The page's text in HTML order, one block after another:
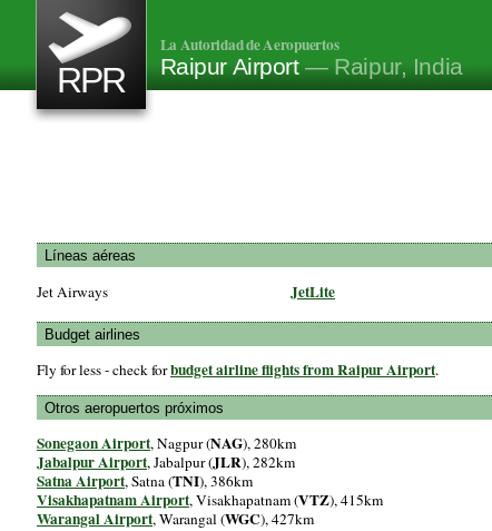
RPR
La Autoridad de Aeropuertos
Raipur Airport— Raipur, India
Líneas aéreas
Jet Airways JetLite
Budget airlines
Fly for less - check forbudget airline flights from Raipur Airport.
Otros aeropuertos próximos
Sonegaon Airport, Nagpur (NAG), 280km
Jabalpur Airport, Jabalpur (JLR), 282km
Satna Airport, Satna (TNI), 386km
Visakhapatnam Airport, Visakhapatnam (VTZ), 415km
Warangal Airport, Warangal (WGC), 427km